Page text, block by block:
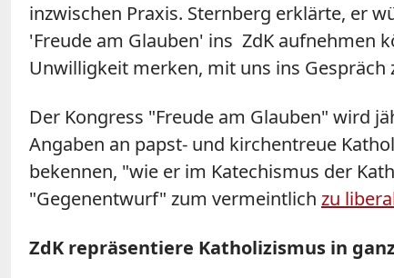
inzwischen Praxis. Sternberg erklärte, er
'Freude am Glauben' ins ZdK aufnehmen
Unwilligkeit merken, mit uns ins Gespräch
Der Kongress "Freude am Glauben" wird
Angaben an papst- und kirchentreue
bekennen, "wie er im Katechismus der
"Gegenentwurf" zum vermeintlich zu
ZdK repräsentiere Katholizismus in